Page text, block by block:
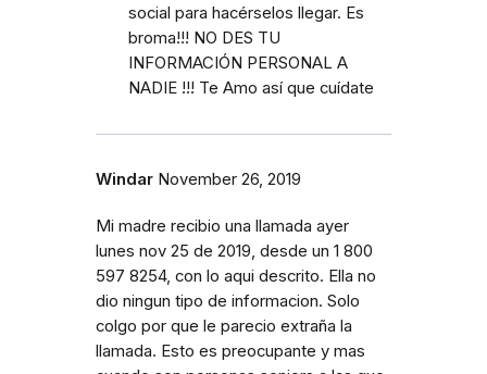
social para hacérselos llegar. Es
broma!!! NO DES TU
INFORMACIÓN PERSONAL A
NADIE !!! Te Amo así que cuídate
Windar November 26, 2019
Mi madre recibio una llamada ayer
lunes nov 25 de 2019, desde un 1 800
597 8254, con lo aqui descrito. Ella no
dio ningun tipo de informacion. Solo
colgo por que le parecio extraña la
llamada. Esto es preocupante y mas